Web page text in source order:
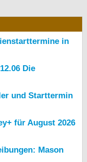
in
Die
und Starttermin
für August 2026
Mason